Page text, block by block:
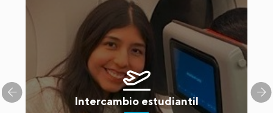
Intercambio estudiantil